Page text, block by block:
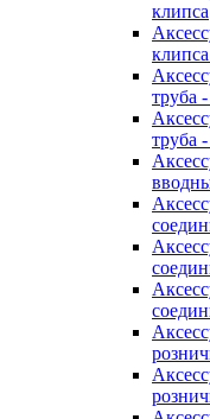
клипса
труба
труба